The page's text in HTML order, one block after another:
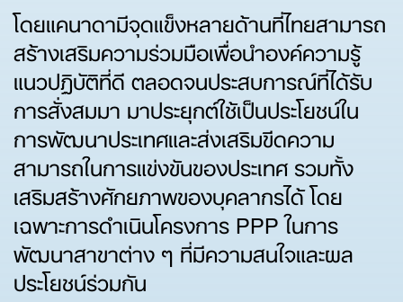
โดยแคนาดามีจุดแข็งหลายด้านที่ไทยสามารถ
สร้างเสริมความร่วมมือเพื่อนำองค์ความรู้
แนวปฏิบัติที่ดี ตลอดจนประสบการณ์ที่ได้รับ
การสั่งสมมา มาประยุกต์ใช้เป็นประโยชน์ใน
การพัฒนาประเทศและส่งเสริมขีดความ
สามารถในการแข่งขันของประเทศ รวมทั้ง
เสริมสร้างศักยภาพของบุคลากรได้ โดย
เฉพาะการดำเนินโครงการ PPP ในการ
พัฒนาสาขาต่าง ๆ ที่มีความสนใจและผล
ประโยชน์ร่วมกัน